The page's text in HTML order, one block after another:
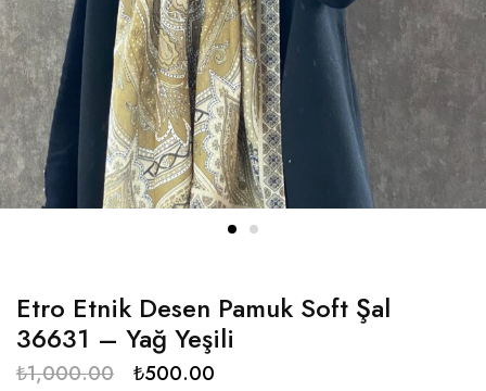
Etro Etnik Desen Pamuk Soft Şal
36631 – Yağ Yeşili
₺1,000.00 ₺500.00